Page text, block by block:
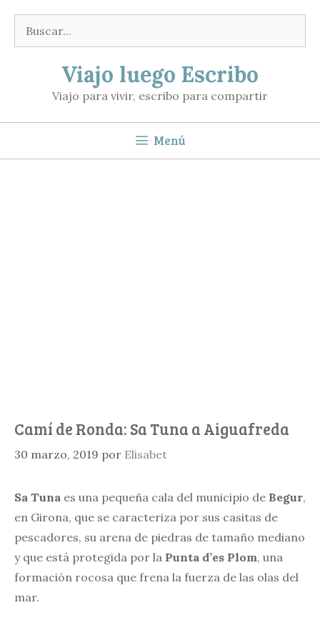
contenido
Buscar:
Viajo luego Escribo
Viajo para vivir, escribo para compartir
Menú
Camí de Ronda: Sa Tuna a Aiguafreda
30 marzo, 2019 por Elisabet
Sa Tuna es una pequeña cala del municipio de Begur,
en Girona, que se caracteriza por sus casitas de
pescadores, su arena de piedras de tamaño mediano
y que está protegida por la Punta d’es Plom, una
formación rocosa que frena la fuerza de las olas del
mar.